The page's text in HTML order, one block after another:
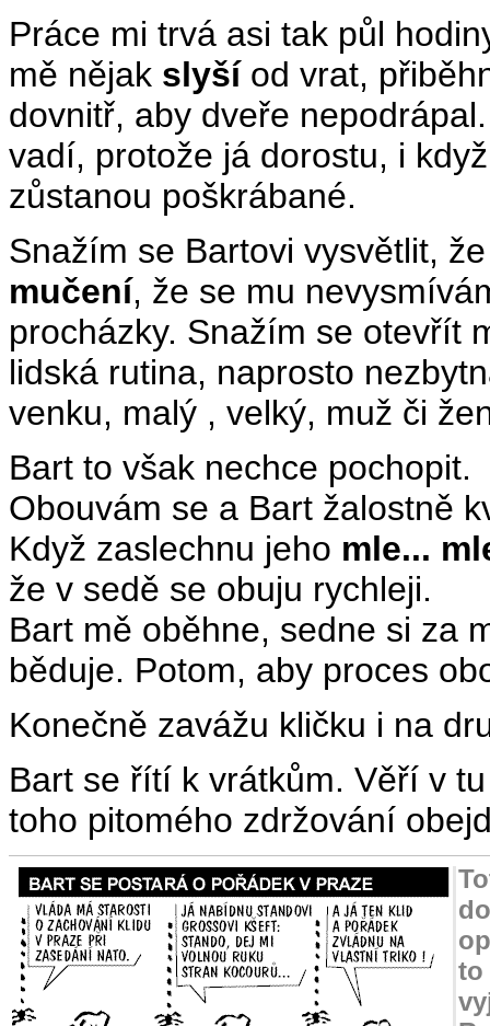
Práce mi trvá asi tak půl
mě nějak slyšíod vrat,
dovnitř, aby dveře
vadí, protože já dorostu, i
zůstanou poškrábané.
Snažím se Bartovi vysvětlit,
mučení, že se mu
procházky. Snažím se otevřít
lidská rutina, naprosto
venku, malý , velký, muž či
Bart to však nechce pochopit.
Obouvám se a Bart žalostně
Když zaslechnu jeho mle...
že v sedě se obuju rychleji.
Bart mě oběhne, sedne si za
běduje. Potom, aby proces
Konečně zavážu kličku i na
Bart se řítí k vrátkům. Věří v
toho pitomého zdržování
to